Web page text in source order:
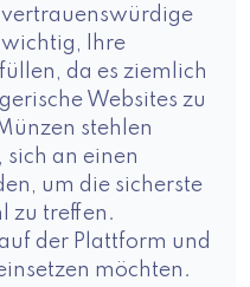
vertrauenswürdige
wichtig, Ihre
da es ziemlich
Websites zu
stehlen
sich an einen
um die sicherste
zu treffen.
der Plattform und
möchten.